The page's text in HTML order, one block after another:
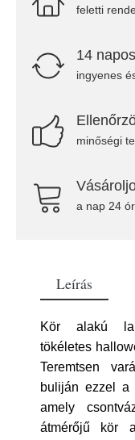
feletti
14
ingyenes
minőségi
a nap 24
Leírás
Kör alakú
tökéletes
Teremtsen
buliján ezzel a
amely
átmérőjű kör